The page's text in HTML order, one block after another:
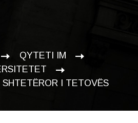
QYTETI IM
I TETOVËS